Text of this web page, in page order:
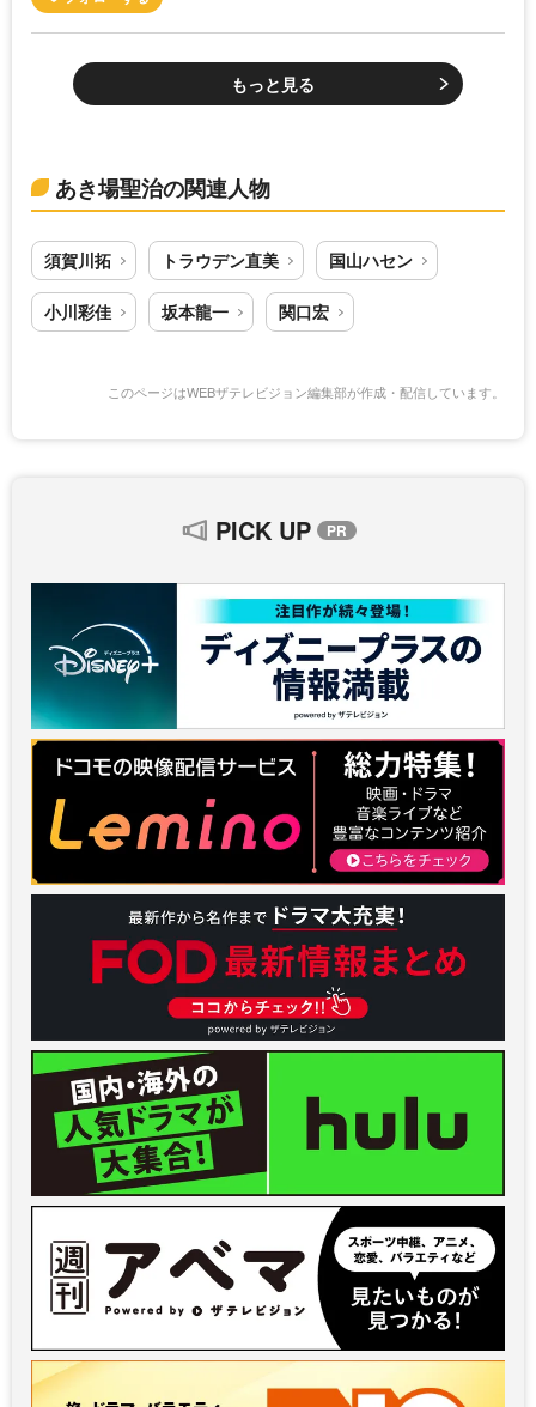
もっと見る
あき場聖治の関連人物
須賀川拓 トラウデン直美 国山ハセン
小川彩佳 坂本龍一 関口宏
このページはWEBザテレビジョン編集部が作成・配信しています。
PICK UP